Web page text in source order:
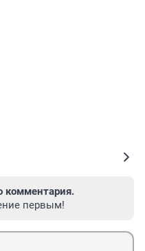
комментария.
первым!